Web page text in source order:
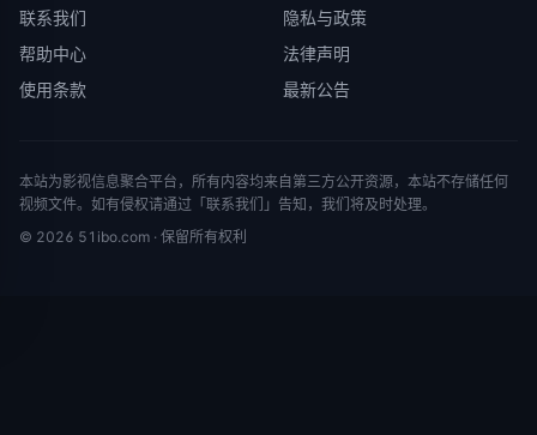
联系我们
隐私与政策
帮助中心
法律声明
使用条款
最新公告
本站为影视信息聚合平台，所有内容均来自第三方公开资源，本站不存储任何
视频文件。如有侵权请通过「联系我们」告知，我们将及时处理。
© 2026 51ibo.com · 保留所有权利